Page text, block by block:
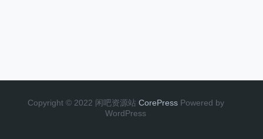
Copyright © 2022 闲吧资源站 CorePress Powered by
WordPress